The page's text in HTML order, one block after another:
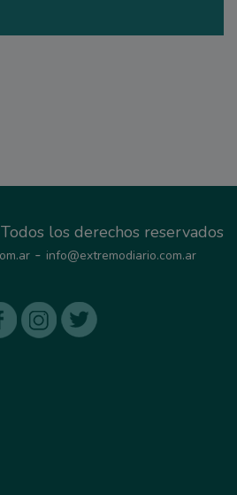
los derechos reservados
- info@extremodiario.com.ar